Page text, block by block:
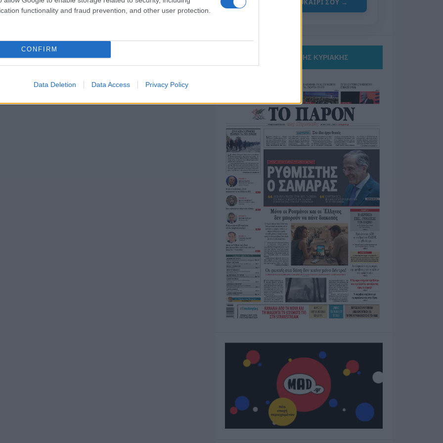
functionality and fraud prevention, and other user protection.
CONFIRM
Data Deletion Data Access Privacy Policy
ΓΙΑ ΤΟ ΚΑΛΟΚΑΙΡΙ ΣΟΥ →
ΤΟ ΠΑΡΟΝ ΤΗΣ ΚΥΡΙΑΚΗΣ